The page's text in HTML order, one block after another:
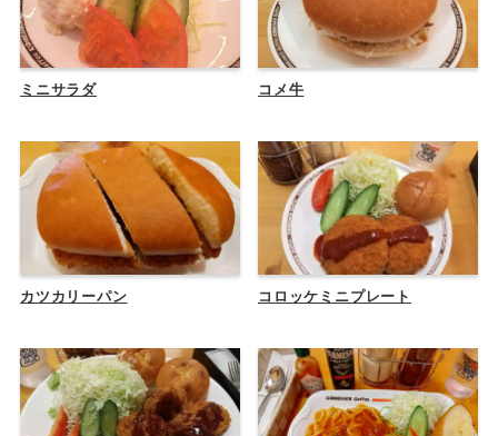
ミニサラダ コメ牛
カツカリーパン コロッケミニプレート